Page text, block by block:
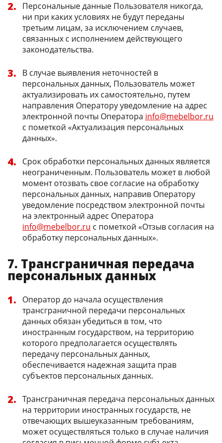
Персональные данные Пользователя никогда,
ни при каких условиях не будут переданы
третьим лицам, за исключением случаев,
связанных с исполнением действующего
законодательства.
В случае выявления неточностей в
персональных данных, Пользователь может
актуализировать их самостоятельно, путем
направления Оператору уведомление на адрес
электронной почты Оператора info@mebelbor.ru
с пометкой «Актуализация персональных
данных».
Срок обработки персональных данных является
неограниченным. Пользователь может в любой
момент отозвать свое согласие на обработку
персональных данных, направив Оператору
уведомление посредством электронной почты
на электронный адрес Оператора
info@mebelbor.ru с пометкой «Отзыв согласия на
обработку персональных данных».
7. Трансграничная передача
персональных данных
Оператор до начала осуществления
трансграничной передачи персональных
данных обязан убедиться в том, что
иностранным государством, на территорию
которого предполагается осуществлять
передачу персональных данных,
обеспечивается надежная защита прав
субъектов персональных данных.
Трансграничная передача персональных данных
на территории иностранных государств, не
отвечающих вышеуказанным требованиям,
может осуществляться только в случае наличия